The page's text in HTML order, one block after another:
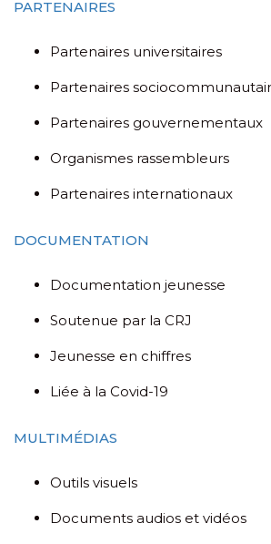
PARTENAIRES
Partenaires universitaires
Partenaires
Partenaires gouvernementaux
Organismes rassembleurs
Partenaires internationaux
DOCUMENTATION
Documentation jeunesse
Soutenue par la CRJ
Jeunesse en chiffres
Liée à la Covid-19
MULTIMÉDIAS
Outils visuels
Documents audios et vidéos